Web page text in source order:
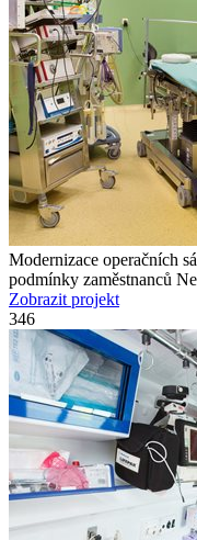
Modernizace operačních
podmínky zaměstnanců
Zobrazit projekt
346